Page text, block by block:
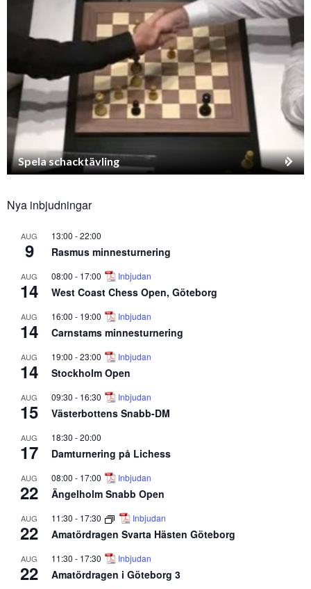
Spela schacktävling
Nya inbjudningar
AUG
9
13:00 -22:00
Rasmus minnesturnering
AUG
14
08:00 - 17:00 Inbjudan
West Coast Chess Open, Göteborg
AUG
14
16:00 - 19:00 Inbjudan
Carnstams minnesturnering
AUG
14
19:00 -23:00 Inbjudan
Stockholm Open
AUG
15
09:30 - 16:30 Inbjudan
Västerbottens Snabb-DM
AUG
17
18:30 -20:00
Damturnering på Lichess
AUG
22
08:00 - 17:00 Inbjudan
Ängelholm Snabb Open
AUG
22
11:30 - 17:30 Inbjudan
Amatördragen Svarta Hästen Göteborg
AUG
22
11:30 - 17:30 Inbjudan
Amatördragen i Göteborg 3